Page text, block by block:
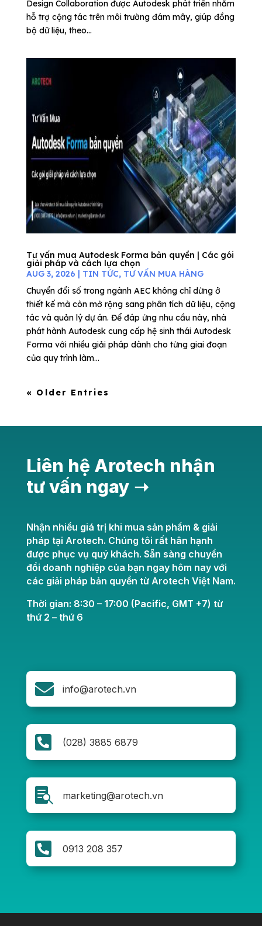
Design Collaboration được Autodesk phát triển nhằm
hỗ trợ cộng tác trên môi trường đám mây, giúp đồng
bộ dữ liệu, theo...
Tư vấn mua Autodesk Forma bản quyền | Các gói
giải pháp và cách lựa chọn
AUG 3, 2026 | TIN TỨC, TƯ VẤN MUA HÀNG
Chuyển đổi số trong ngành AEC không chỉ dừng ở
thiết kế mà còn mở rộng sang phân tích dữ liệu, cộng
tác và quản lý dự án. Để đáp ứng nhu cầu này, nhà
phát hành Autodesk cung cấp hệ sinh thái Autodesk
Forma với nhiều giải pháp dành cho từng giai đoạn
của quy trình làm...
« Older Entries
Liên hệ Arotech nhận
tư vấn ngay ➝
Nhận nhiều giá trị khi mua sản phẩm & giải
pháp tại Arotech. Chúng tôi rất hân hạnh
được phục vụ quý khách. Sẵn sàng chuyển
đổi doanh nghiệp của bạn ngay hôm nay với
các giải pháp bản quyền từ Arotech Việt Nam.
Thời gian: 8:30 – 17:00 (Pacific, GMT +7) từ
thứ 2 – thứ 6
 info@arotech.vn
 (028) 3885 6879
 marketing@arotech.vn
 0913 208 357